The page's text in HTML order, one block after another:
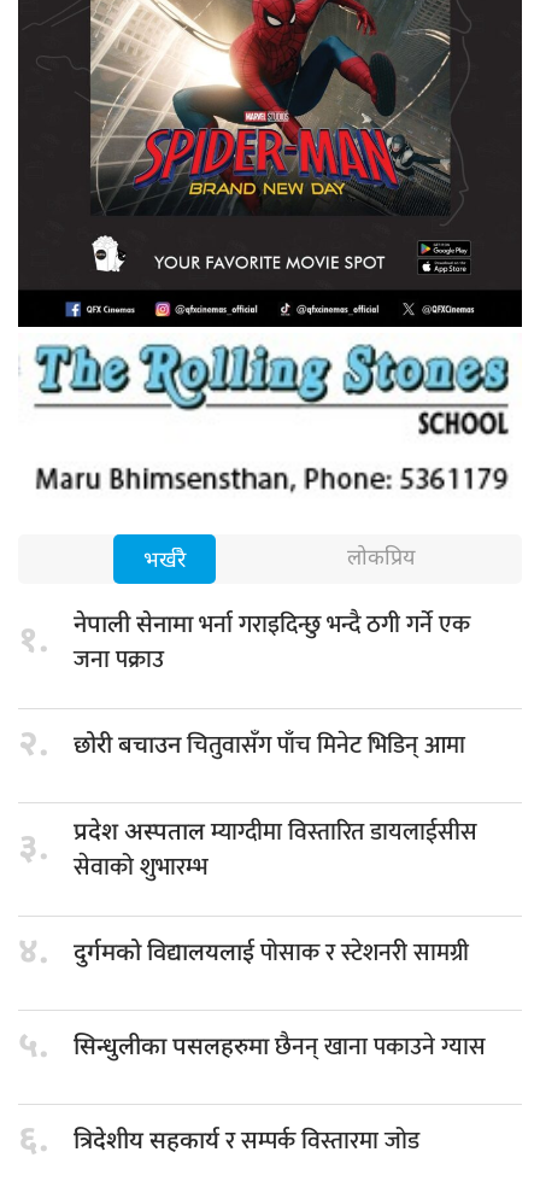
भर्खरै लोकप्रिय
१. नेपाली सेनामाभर्ना गराइदिन्छु भन्दै ठगी गर्ने एक
जना पक्राउ
२. छोरी बचाउनचितुवासँग पाँच मिनेट भिडिन् आमा
३. प्रदेश अस्पतालम्याग्दीमा विस्तारित डायलाईसीस
सेवाको शुभारम्भ
४. दुर्गमको विद्यालयलाईपोसाक र स्टेशनरी सामग्री
५. सिन्धुलीका पसलहरुमाछैनन् खाना पकाउने ग्यास
६. त्रिदेशीय सहकार्यर सम्पर्क विस्तारमा जोड